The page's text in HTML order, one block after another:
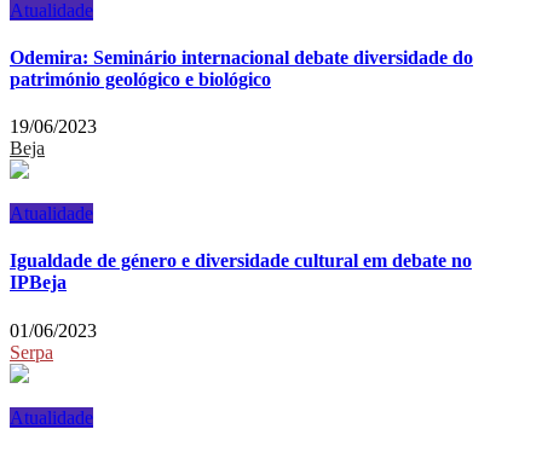
Atualidade
Odemira: Seminário internacional debate diversidade do
património geológico e biológico
19/06/2023
Beja
Atualidade
Igualdade de género e diversidade cultural em debate no
IPBeja
01/06/2023
Serpa
Atualidade